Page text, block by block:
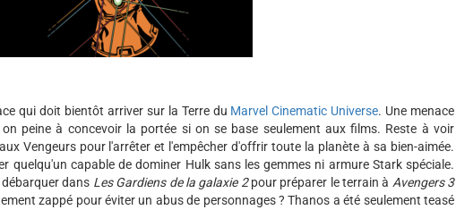
qui doit bientôt arriver sur la Terre du Marvel Cinematic Universe. Une menace
peine à concevoir la portée si on se base seulement aux films. Reste à voir
Vengeurs pour l'arrêter et l'empêcher d'offrir toute la planète à sa bien-aimée.
quelqu'un capable de dominer Hulk sans les gemmes ni armure Stark spéciale.
dans Les Gardiens de la galaxie 2pour préparer le terrain à Avengers 3
zappé pour éviter un abus de personnages ? Thanos a été seulement teasé